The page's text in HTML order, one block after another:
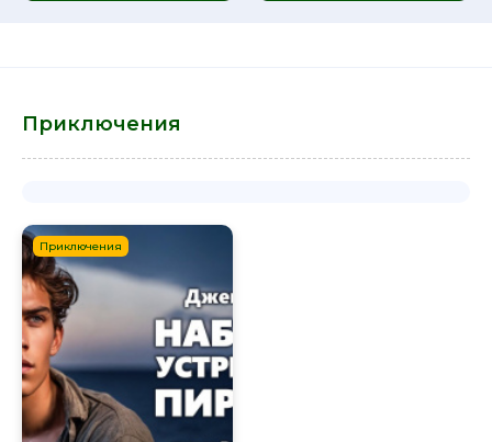
Приключения
Приключения